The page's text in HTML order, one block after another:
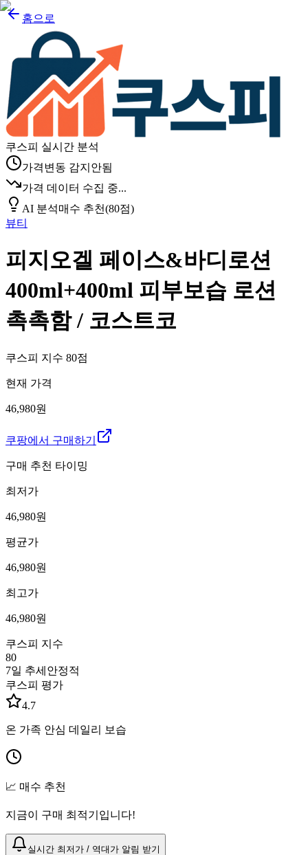
홈으로
쿠스피 실시간 분석
가격변동 감지안됨
가격 데이터 수집 중...
AI 분석매수 추천(80점)
뷰티
피지오겔 페이스&바디로션
400ml+400ml 피부보습 로션
촉촉함 / 코스트코
쿠스피 지수 80점
현재 가격
46,980원
쿠팡에서 구매하기
구매 추천 타이밍
최저가
46,980원
평균가
46,980원
최고가
46,980원
쿠스피 지수
80
7일 추세 안정적
쿠스피 평가
4.7
온 가족 안심 데일리 보습
📈 매수 추천
지금이 구매 최적기입니다!
실시간 최저가 / 역대가 알림 받기